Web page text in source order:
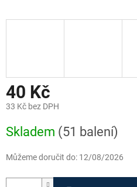
40 Kč
33 Kč bez DPH
cena:
Skladem (51 balení)
Můžeme doručit do: 12/08/2026